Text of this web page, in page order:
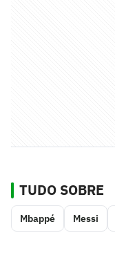
TUDO SOBRE
Mbappé Messi